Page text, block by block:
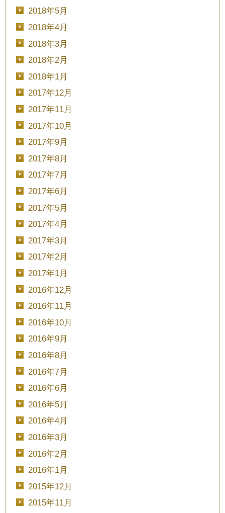
2018年5月
2018年4月
2018年3月
2018年2月
2018年1月
2017年12月
2017年11月
2017年10月
2017年9月
2017年8月
2017年7月
2017年6月
2017年5月
2017年4月
2017年3月
2017年2月
2017年1月
2016年12月
2016年11月
2016年10月
2016年9月
2016年8月
2016年7月
2016年6月
2016年5月
2016年4月
2016年3月
2016年2月
2016年1月
2015年12月
2015年11月